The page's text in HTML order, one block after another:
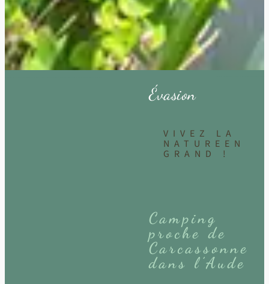
Évasion
VIVEZ LA
NATURE EN
GRAND !
Camping
proche de
Carcassonne
dans l’Aude